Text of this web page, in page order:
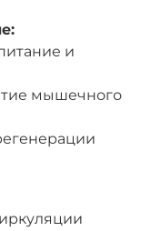
и
мышечного